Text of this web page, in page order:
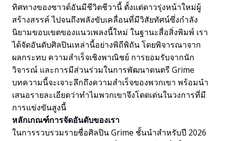
ทิศทางของซาวด์อันมีชีวิตชีวานี้ ตั้งแต่ดาวรุ่งหน้าใหม่ผู้
สร้างสรรค์ ไปจนถึงพลังขับเคลื่อนที่มีวิสัยทัศน์ซึ่งกำลัง
นิยามขอบเขตของแนวเพลงนี้ใหม่ ในฐานะสื่อสิ่งพิมพ์ เรา
ได้จัดอันดับศิลปินเหล่านี้อย่างพิถีพิถัน โดยพิจารณาจาก
ผลกระทบ ความสำเร็จเชิงพาณิชย์ การยอมรับจากนัก
วิจารณ์ และการมีส่วนร่วมในการพัฒนาดนตรี Grime
บทความนี้จะเจาะลึกถึงความสำเร็จของพวกเขา พร้อมนำ
เสนอรายละเอียดว่าทำไมพวกเขาจึงโดดเด่นในวงการที่มี
การแข่งขันสูงนี้
หลักเกณฑ์การจัดอันดับของเรา
ในการรวบรวมรายชื่อศิลปิน Grime ชั้นนำสำหรับปี 2026